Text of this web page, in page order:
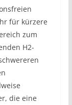
für kürzere
zum
H2-
die eine